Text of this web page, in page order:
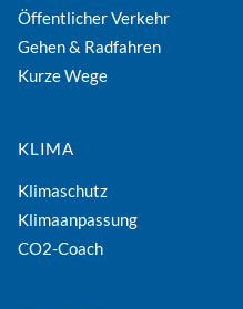
Öffentlicher Verkehr
Gehen & Radfahren
Kurze Wege
KLIMA
Klimaschutz
Klimaanpassung
CO2-Coach